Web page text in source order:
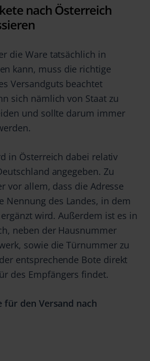
nach Österreich
die Ware tatsächlich in
kann, muss die richtige
Versandguts beachtet
sich nämlich von Staat zu
und sollte darum immer
in Österreich dabei relativ
angegeben. Zu
vor allem, dass die Adresse
Nennung des Landes, in dem
wird. Außerdem ist es in
neben der Hausnummer
sowie die Türnummer zu
entsprechende Bote direkt
des Empfängers findet.
für den Versand nach